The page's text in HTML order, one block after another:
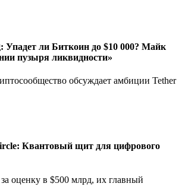
Упадет ли Биткоин до $10 000? Майк
пузыря ликвидности»
обсуждает амбиции Tether
Квантовый щит для цифрового
оценку в $500 млрд, их главный